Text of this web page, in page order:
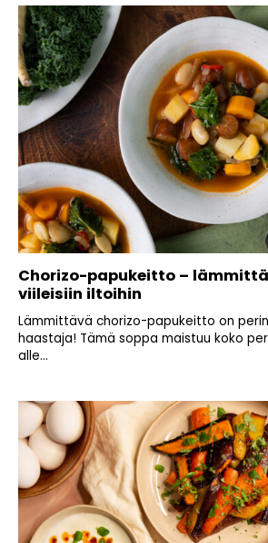
Chorizo-papukeitto –
viileisiin iltoihin
Lämmittävä chorizo-papukeitto on
haastaja! Tämä soppa maistuu koko
alle...